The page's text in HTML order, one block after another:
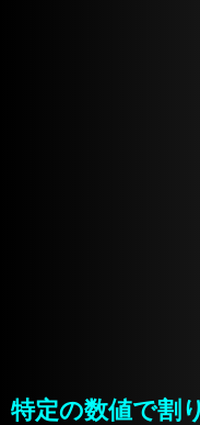
特定の数値で割